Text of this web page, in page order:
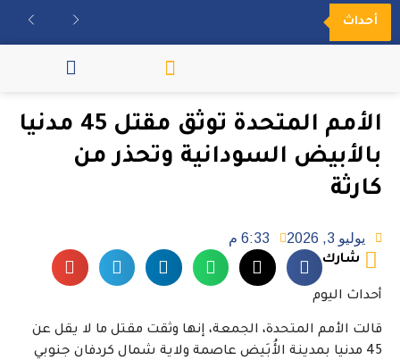
أحداث
الأمم المتحدة توثق مقتل 45 مدنيا
بالأبيض السودانية وتحذر من
كارثة
يوليو 3, 2026 6:33 م
شارك
أحداث اليوم
قالت الأمم المتحدة، الجمعة، إنها وثقت مقتل ما لا يقل عن
45 مدنيا بمدينة الأُبَيض عاصمة ولاية شمال كردفان جنوبي